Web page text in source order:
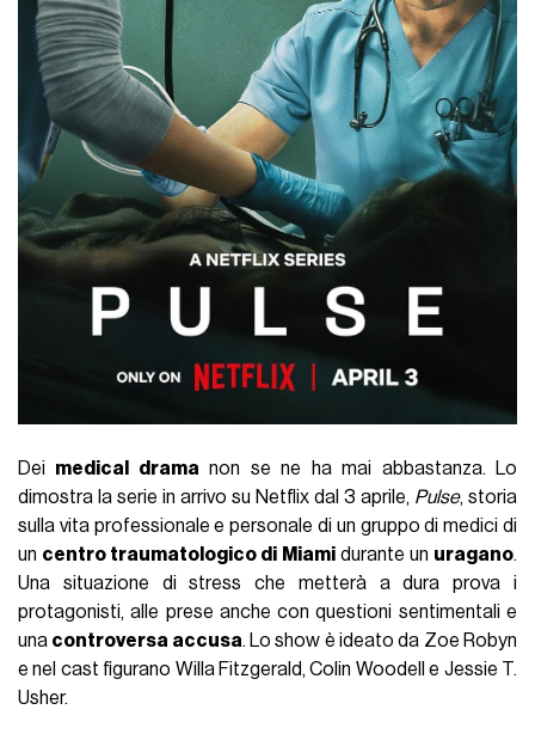
Dei medical drama non se ne ha mai abbastanza. Lo
dimostra la serie in arrivo su Netflix dal 3 aprile, Pulse, storia
sulla vita professionale e personale di un gruppo di medici di
un centro traumatologico di Miamidurante un uragano.
Una situazione di stress che metterà a dura prova i
protagonisti, alle prese anche con questioni sentimentali e
una controversa accusa. Lo show è ideato da Zoe Robyn
e nel cast figurano Willa Fitzgerald, Colin Woodell e Jessie T.
Usher.